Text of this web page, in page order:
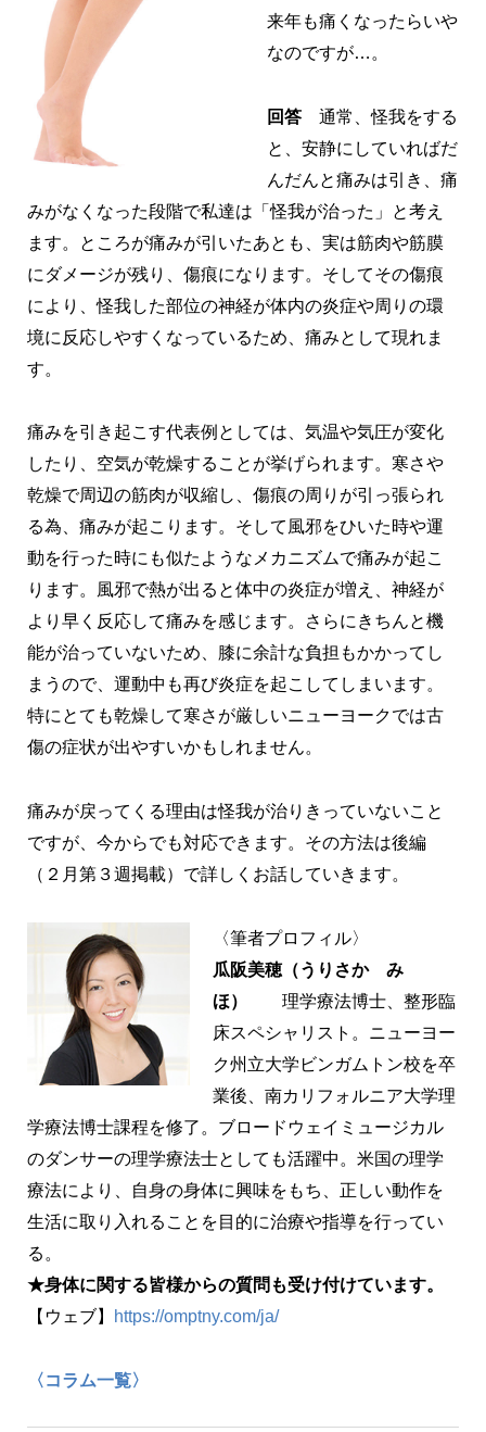
来年も痛くなったらいや
なのですが…。
回答 通常、怪我をする
と、安静にしていればだ
んだんと痛みは引き、痛
みがなくなった段階で私達は「怪我が治った」と考え
ます。ところが痛みが引いたあとも、実は筋肉や筋膜
にダメージが残り、傷痕になります。そしてその傷痕
により、怪我した部位の神経が体内の炎症や周りの環
境に反応しやすくなっているため、痛みとして現れま
す。
痛みを引き起こす代表例としては、気温や気圧が変化
したり、空気が乾燥することが挙げられます。寒さや
乾燥で周辺の筋肉が収縮し、傷痕の周りが引っ張られ
る為、痛みが起こります。そして風邪をひいた時や運
動を行った時にも似たようなメカニズムで痛みが起こ
ります。風邪で熱が出ると体中の炎症が増え、神経が
より早く反応して痛みを感じます。さらにきちんと機
能が治っていないため、膝に余計な負担もかかってし
まうので、運動中も再び炎症を起こしてしまいます。
特にとても乾燥して寒さが厳しいニューヨークでは古
傷の症状が出やすいかもしれません。
痛みが戻ってくる理由は怪我が治りきっていないこと
ですが、今からでも対応できます。その方法は後編
（２月第３週掲載）で詳しくお話していきます。
〈筆者プロフィル〉
瓜阪美穂（うりさか み
ほ）
理学療法博士、整形臨
床スペシャリスト。ニューヨー
ク州立大学ビンガムトン校を卒
業後、南カリフォルニア大学理
学療法博士課程を修了。ブロードウェイミュージカル
のダンサーの理学療法士としても活躍中。米国の理学
療法により、自身の身体に興味をもち、正しい動作を
生活に取り入れることを目的に治療や指導を行ってい
る。
★身体に関する皆様からの質問も受け付けています。
【ウェブ】
https://omptny.com/ja/
〈コラム一覧〉